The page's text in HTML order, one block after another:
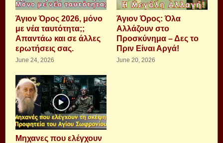
Άγιον Όρος 2026, μόνο
με νέα ταυτότητα;;
Απαντάω και σε άλλες
ερωτήσεις σας.
June 24, 2026
Άγιον Όρος: Όλα
Αλλάζουν στο
Προσκύνημα – Δες το
Πριν Είναι Αργά!
June 20, 2026
Μηχανες που ελέγχουν